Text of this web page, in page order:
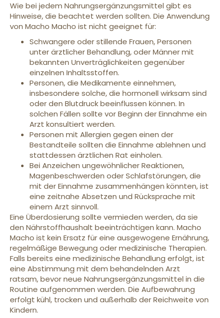
Wie bei jedem Nahrungsergänzungsmittel gibt es
Hinweise, die beachtet werden sollten. Die Anwendung
von Macho Macho ist nicht geeignet für:
Schwangere oder stillende Frauen, Personen
unter ärztlicher Behandlung, oder Männer mit
bekannten Unverträglichkeiten gegenüber
einzelnen Inhaltsstoffen.
Personen, die Medikamente einnehmen,
insbesondere solche, die hormonell wirksam sind
oder den Blutdruck beeinflussen können. In
solchen Fällen sollte vor Beginn der Einnahme ein
Arzt konsultiert werden.
Personen mit Allergien gegen einen der
Bestandteile sollten die Einnahme ablehnen und
stattdessen ärztlichen Rat einholen.
Bei Anzeichen ungewöhnlicher Reaktionen,
Magenbeschwerden oder Schlafstörungen, die
mit der Einnahme zusammenhängen könnten, ist
eine zeitnahe Absetzen und Rücksprache mit
einem Arzt sinnvoll.
Eine Überdosierung sollte vermieden werden, da sie
den Nährstoffhaushalt beeinträchtigen kann. Macho
Macho ist kein Ersatz für eine ausgewogene Ernährung,
regelmäßige Bewegung oder medizinische Therapien.
Falls bereits eine medizinische Behandlung erfolgt, ist
eine Abstimmung mit dem behandelnden Arzt
ratsam, bevor neue Nahrungsergänzungsmittel in die
Routine aufgenommen werden. Die Aufbewahrung
erfolgt kühl, trocken und außerhalb der Reichweite von
Kindern.